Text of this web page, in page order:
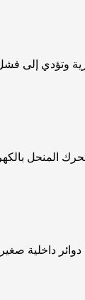
وتؤدي إلى
المنحل
داخلية